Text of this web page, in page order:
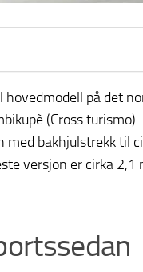
hovedmodell på det
(Cross
med bakhjulstrekk til
versjon er cirka 2,1